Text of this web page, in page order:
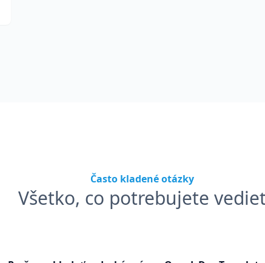
Často kladené otázky
Všetko, co potrebujete